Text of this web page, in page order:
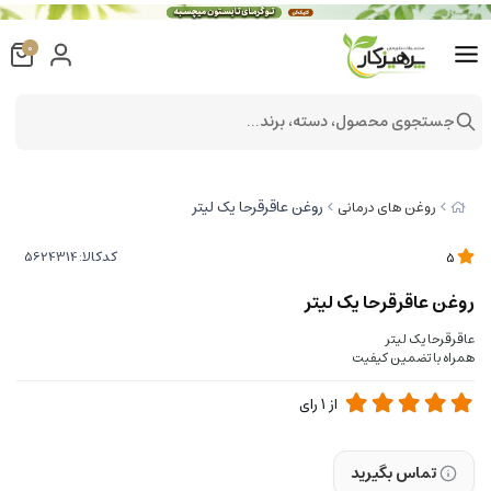
روغن های درمانی روغن عاقرقرحا یک لیتر
کدکالا:
روغن عاقرقرحا یک لیتر
عاقرقرحا یک لیتر
همراه با تضمین کیفیت
از 1رای
تماس بگیرید
0
جستجوی محصول، دسته، برند...